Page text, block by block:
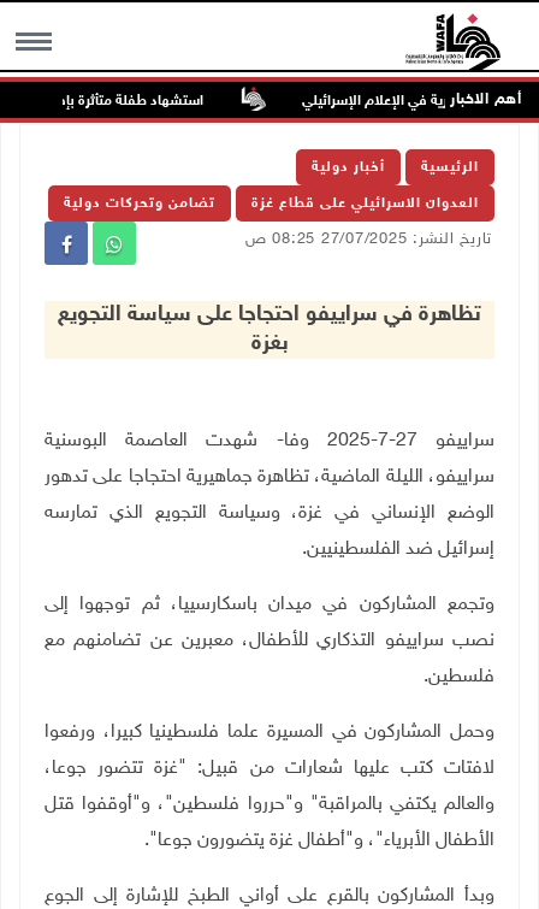
MENU أهم الاخبار
والعنصرية في الإعلام الإسرائيلي استشهاد طفلة متأثرة بإصابتها
الرئيسية أخبار دولية
العدوان الاسرائيلي على قطاع غزة تضامن وتحركات دولية
تاريخ النشر: 27/07/2025 08:25 ص
تظاهرة في سراييفو احتجاجا على سياسة التجويع
بغزة
سراييفو 27-7-2025 وفا- شهدت العاصمة البوسنية
سراييفو، الليلة الماضية، تظاهرة جماهيرية احتجاجا على تدهور
الوضع الإنساني في غزة، وسياسة التجويع الذي تمارسه
إسرائيل ضد الفلسطينيين.
وتجمع المشاركون في ميدان باسكارسييا، ثم توجهوا إلى
نصب سراييفو التذكاري للأطفال، معبرين عن تضامنهم مع
فلسطين.
وحمل المشاركون في المسيرة علما فلسطينيا كبيرا، ورفعوا
لافتات كتب عليها شعارات من قبيل: "غزة تتضور جوعا،
والعالم يكتفي بالمراقبة" و"حرروا فلسطين"، و"أوقفوا قتل
الأطفال الأبرياء"، و"أطفال غزة يتضورون جوعا".
وبدأ المشاركون بالقرع على أواني الطبخ للإشارة إلى الجوع